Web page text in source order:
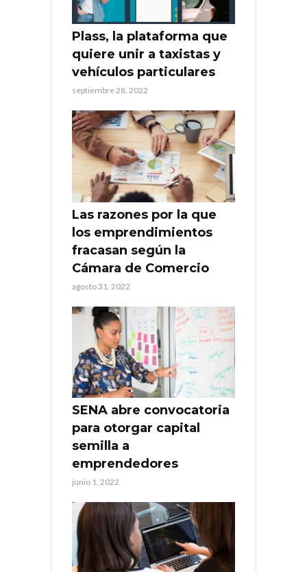
Plass, la plataforma que
quiere unir a taxistas y
vehículos particulares
septiembre 28, 2022
Las razones por la que
los emprendimientos
fracasan según la
Cámara de Comercio
agosto 31, 2022
SENA abre convocatoria
para otorgar capital
semilla a
emprendedores
junio 1, 2022